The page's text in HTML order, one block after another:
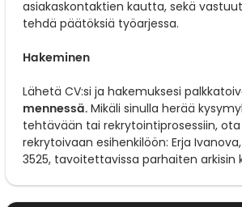
asiakaskontaktien kautta, sekä
tehdä päätöksiä työarjessa.
Hakeminen
Lähetä CV:si ja hakemuksesi
mennessä. Mikäli sinulla herää
tehtävään tai rekrytointiprosessiin,
rekrytoivaan esihenkilöön: Erja
3525, tavoitettavissa parhaiten arkisin